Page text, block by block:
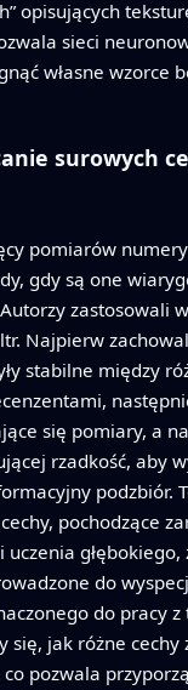
opisujących
sieci
własne wzorce
surowych
pomiarów
gdy są one
zastosowali
Najpierw
stabilne między
się pomiary, a
rzadkość, aby
podzbiór.
pochodzące
głębokiego,
do
do pracy
się, jak różne cechy
co pozwala